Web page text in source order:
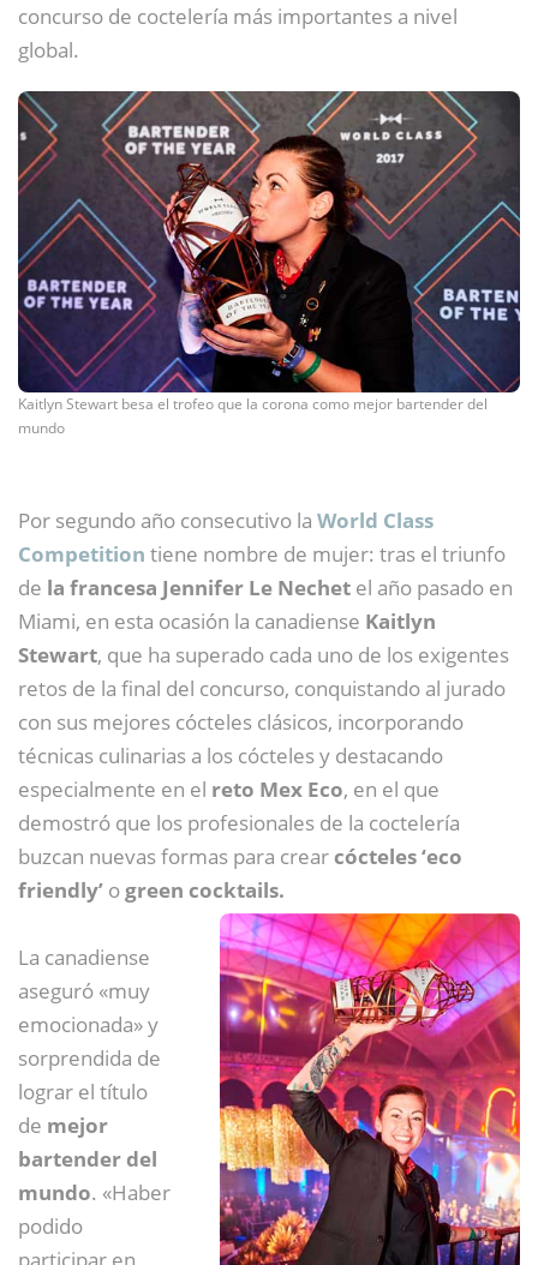
concurso de coctelería más importantes a nivel
global.
Kaitlyn Stewart besa el trofeo que la corona como mejor bartender del
mundo
Por segundo año consecutivo la World Class
Competition tiene nombre de mujer: tras el triunfo
de la francesa Jennifer Le Nechet el año pasado en
Miami, en esta ocasión la canadiense Kaitlyn
Stewart, que ha superado cada uno de los exigentes
retos de la final del concurso, conquistando al jurado
con sus mejores cócteles clásicos, incorporando
técnicas culinarias a los cócteles y destacando
especialmente en el reto Mex Eco, en el que
demostró que los profesionales de la coctelería
buzcan nuevas formas para crearcócteles ‘eco
friendly’ o green cocktails.
La canadiense
aseguró «muy
emocionada» y
sorprendida de
lograr el título
de mejor
bartender del
mundo. «Haber
podido